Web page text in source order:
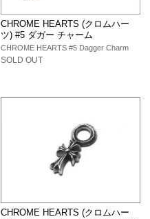
CHROME HEARTS (クロムハー
ツ) #5 ダガー チャーム
CHROME HEARTS #5 Dagger Charm
SOLD OUT
CHROME HEARTS (クロムハー